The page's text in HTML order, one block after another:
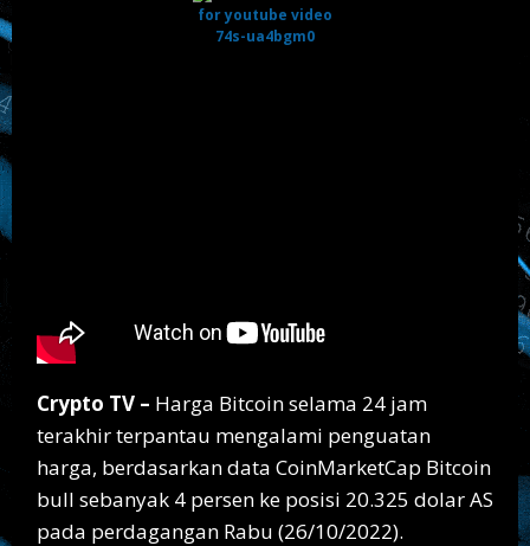
Crypto TV – Harga Bitcoin selama 24 jam
terakhir terpantau mengalami penguatan
harga, berdasarkan data CoinMarketCap Bitcoin
bull sebanyak 4 persen ke posisi 20.325 dolar AS
pada perdagangan Rabu (26/10/2022).